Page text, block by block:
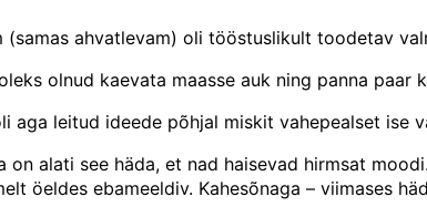
(samas ahvatlevam) oli tööstuslikult toodetav
olnud kaevata maasse auk ning panna
aga leitud ideede põhjal miskit vahepealset ise
on alati see häda, et nad haisevad hirmsat
öeldes ebameeldiv. Kahesõnaga – viimases